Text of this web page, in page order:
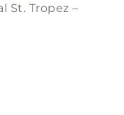
St. Tropez –